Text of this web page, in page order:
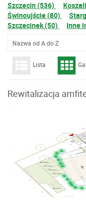
Szczecin (536)
Świnoujście (80)
Szczecinek (50)
Inne
Nazwa od A do Z
Lista
Rewitalizacja